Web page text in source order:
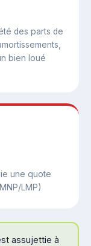
des parts de
bien loué
une quote
LMP)
assujettie à